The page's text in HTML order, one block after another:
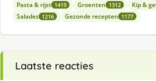
Pasta & rijst 1419 Groenten 1312 Kip &
Salades 1216 Gezonde recepten 1177
Laatste reacties